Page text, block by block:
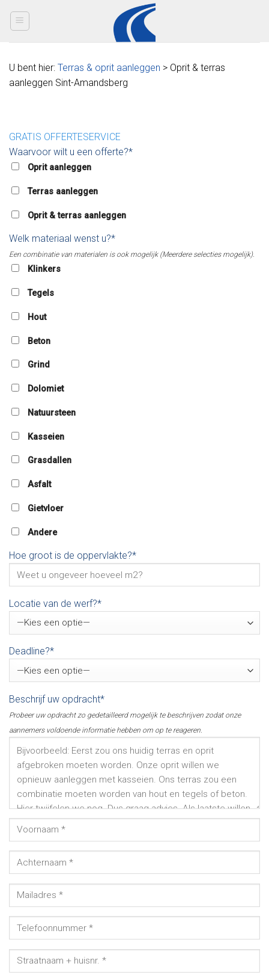
U bent hier: Terras & oprit aanleggen > Oprit & terras
aanleggen Sint-Amandsberg
GRATIS OFFERTESERVICE
Waarvoor wilt u een offerte?*
Oprit aanleggen
Terras aanleggen
Oprit & terras aanleggen
Welk materiaal wenst u?*
Een combinatie van materialen is ook mogelijk (Meerdere selecties mogelijk).
Klinkers
Tegels
Hout
Beton
Grind
Dolomiet
Natuursteen
Kasseien
Grasdallen
Asfalt
Gietvloer
Andere
Hoe groot is de oppervlakte?*
Locatie van de werf?*
Deadline?*
Beschrijf uw opdracht*
Probeer uw opdracht zo gedetailleerd mogelijk te beschrijven zodat onze
aannemers voldoende informatie hebben om op te reageren.